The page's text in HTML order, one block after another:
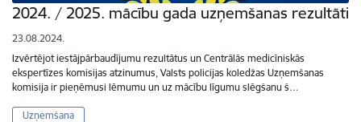
2024. / 2025. mācību gada uzņemšanas rezultāti
23.08.2024.
Izvērtējot iestājpārbaudījumu rezultātus un Centrālās medicīniskās
ekspertīzes komisijas atzinumus, Valsts policijas koledžas Uzņemšanas
komisija ir pieņēmusi lēmumu un uz mācību līgumu slēgšanu š…
Uzņemšana